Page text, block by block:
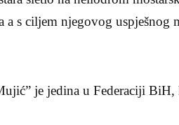
s ciljem njegovog uspješnog
je jedina u Federaciji